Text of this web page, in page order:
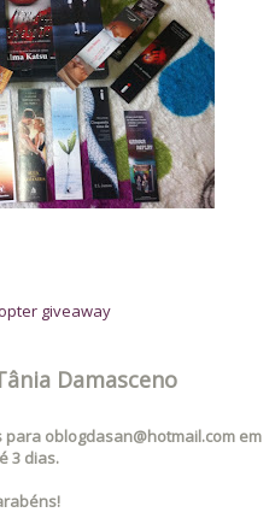
giveaway
Damasceno
oblogdasan@hotmail.com em
3 dias.